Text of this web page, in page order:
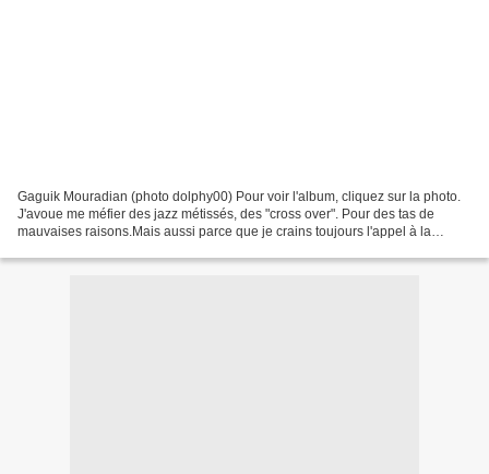
Gaguik Mouradian (photo dolphy00) Pour voir l'album, cliquez sur la photo.
J'avoue me méfier des jazz métissés, des "cross over". Pour des tas de
mauvaises raisons.Mais aussi parce que je crains toujours l'appel à la